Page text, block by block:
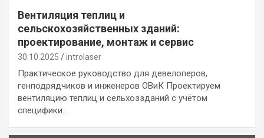
Вентиляция теплиц и
сельскохозяйственных зданий:
проектирование, монтаж и сервис
30.10.2025 introlaser
Практическое руководство для девелоперов,
генподрядчиков и инженеров ОВиК Проектируем
вентиляцию теплиц и сельхоззданий с учётом
специфики…